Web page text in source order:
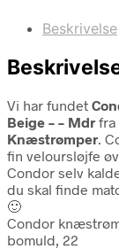
Beskrivelse
Vi har fundet
Beige – – Mdr fra
Knæstrømper.
fin veloursløjfe
Condor selv
du skal finde
🙂
Condor
bomuld, 22